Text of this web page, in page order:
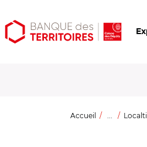
Aller
au
Aller
au
Ouvrir
les
Accueil ...